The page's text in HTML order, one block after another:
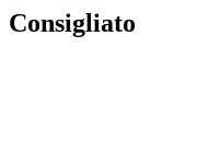
Consigliato